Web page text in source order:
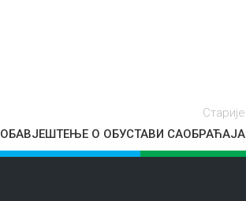
Старије
ОБАВЈЕШТЕЊЕ О ОБУСТАВИ САОБРАЋАЈА